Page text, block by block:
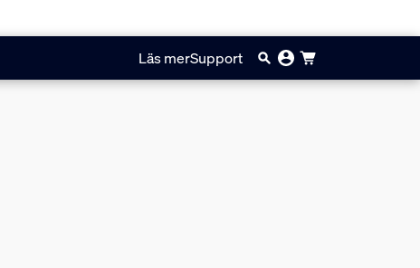
Läs merSupport